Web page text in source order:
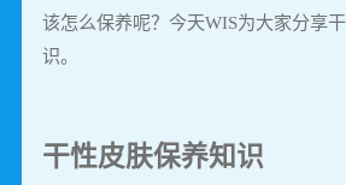
该怎么保养呢？今天WIS为大家分享
识。
干性皮肤保养知识